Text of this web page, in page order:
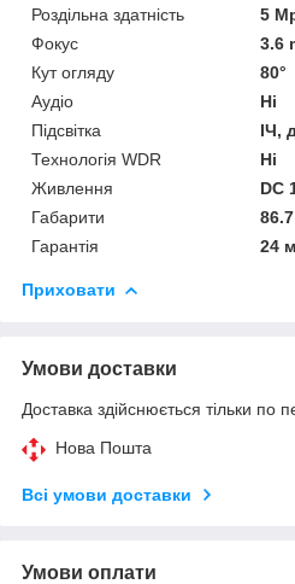
Роздільна здатність
5
Фокус
3.6
Кут огляду
80°
Аудіо
Ні
Підсвітка
ІЧ,
Технологія WDR
Ні
Живлення
DC
Габарити
Гарантія
24
Приховати
Умови доставки
Доставка здійснюється тільки по
Нова Пошта
Всі умови доставки
Умови оплати